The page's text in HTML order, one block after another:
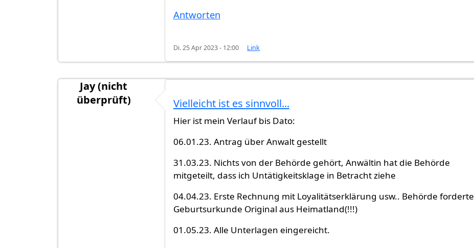
Antworten
Di. 25 Apr 2023 - 12:00 Link
Jay (nicht
überprüft)
Vielleicht ist es sinnvoll...
Hier ist mein Verlauf bis Dato:
06.01.23. Antrag über Anwalt gestellt
31.03.23. Nichts von der Behörde gehört, Anwältin hat die Behörde
mitgeteilt, dass ich Untätigkeitsklage in Betracht ziehe
04.04.23. Erste Rechnung mit Loyalitätserklärung usw.. Behörde forderte
Geburtsurkunde Original aus Heimatland(!!!)
01.05.23. Alle Unterlagen eingereicht.